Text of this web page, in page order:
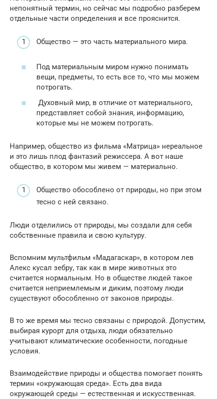
непонятный термин, но сейчас мы подробно разберем
отдельные части определения и все прояснится.
Общество — это часть материального мира.
Под материальным миром нужно понимать
вещи, предметы, то есть все то, что мы можем
потрогать.
Духовный мир, в отличие от материального,
представляет собой знания, информацию,
которые мы не можем потрогать.
Например, общество из фильма «Матрица» нереальное
и это лишь плод фантазий режиссера. А вот наше
общество, в котором мы живем — материально.
Общество обособлено от природы, но при этом
тесно с ней связано.
Люди отделились от природы, мы создали для себя
собственные правила и свою культуру.
Вспомним мультфильм «Мадагаскар», в котором лев
Алекс кусал зебру, так как в мире животных это
считается нормальным. Но в обществе людей такое
считается неприемлемым и диким, поэтому люди
существуют обособленно от законов природы.
В то же время мы тесно связаны с природой. Допустим,
выбирая курорт для отдыха, люди обязательно
учитывают климатические особенности, погодные
условия.
Взаимодействие природы и общества помогает понять
термин «окружающая среда». Есть два вида
окружающей среды — естественная и искусственная.